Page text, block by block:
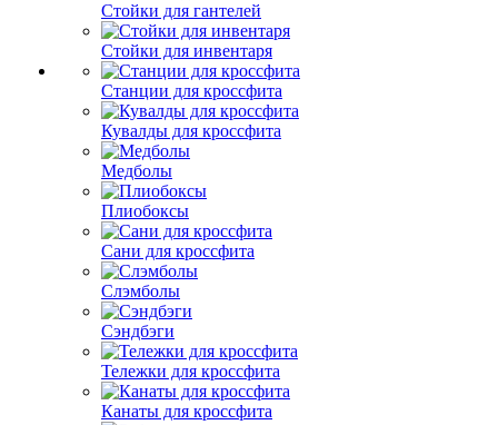
Стойки для гантелей
Стойки для инвентаря
Станции для кроссфита
Кувалды для кроссфита
Медболы
Плиобоксы
Сани для кроссфита
Слэмболы
Сэндбэги
Тележки для кроссфита
Канаты для кроссфита